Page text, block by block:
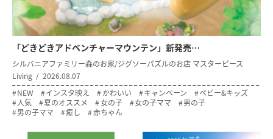
「どきどきアドベンチャーマウンテン」新発売…
シルバニアファミリー森のお家/ジグソーパズルのお店 マスターピース
Living
2026.08.07
NEW
インスタ映え かわいい キャンペーン
ベビー&キッズ
人気
夏のオススメ 女の子 女の子ママ
男の子
男の子ママ
癒し 赤ちゃん